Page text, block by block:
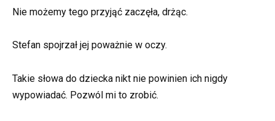
Nie możemy tego przyjąć zaczęła, drżąc.
Stefan spojrzał jej poważnie w oczy.
Takie słowa do dziecka nikt nie powinien ich nigdy
wypowiadać. Pozwól mi to zrobić.